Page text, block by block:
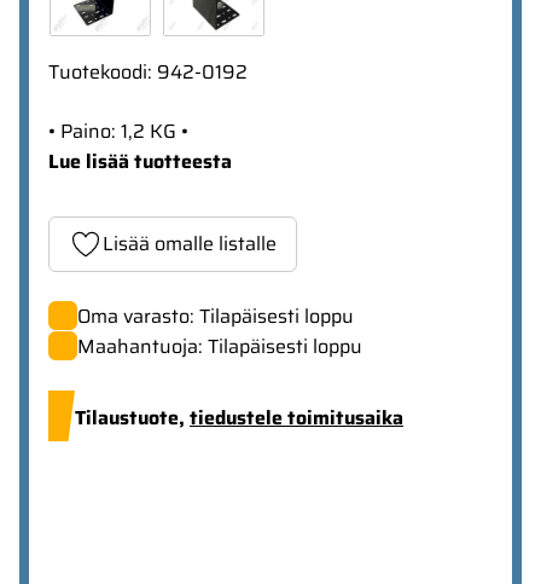
Tuotekoodi: 942-0192
• Paino: 1,2 KG •
Lue lisää tuotteesta
Lisää omalle listalle
Oma varasto: Tilapäisesti loppu
Maahantuoja: Tilapäisesti loppu
Tilaustuote, tiedustele toimitusaika